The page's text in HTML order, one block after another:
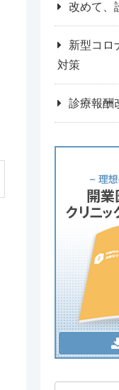
改めて、
新型コロ
対策
診療報酬